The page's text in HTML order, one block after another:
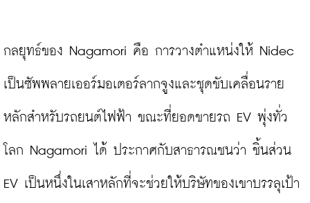
กลยุทธ์ของ Nagamori คือ การวางตำแหน่งให้ Nidec
เป็นซัพพลายเออร์มอเตอร์ลากจูงและชุดขับเคลื่อนราย
หลักสำหรับรถยนต์ไฟฟ้า ขณะที่ยอดขายรถ EV พุ่งทั่ว
โลก Nagamori ได้ ประกาศกับสาธารณชนว่า ชิ้นส่วน
EV เป็นหนึ่งในเสาหลักที่จะช่วยให้บริษัทของเขาบรรลุเป้า